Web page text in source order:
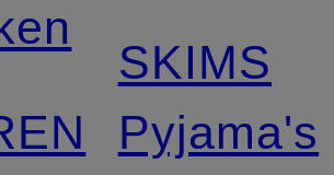
SKIMS
Pyjama's